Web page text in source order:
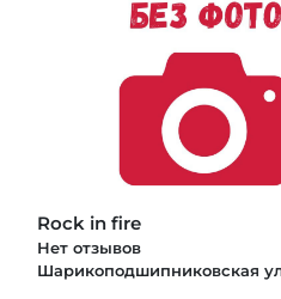
Rock in fire
Нет отзывов
Шарикоподшипниковская